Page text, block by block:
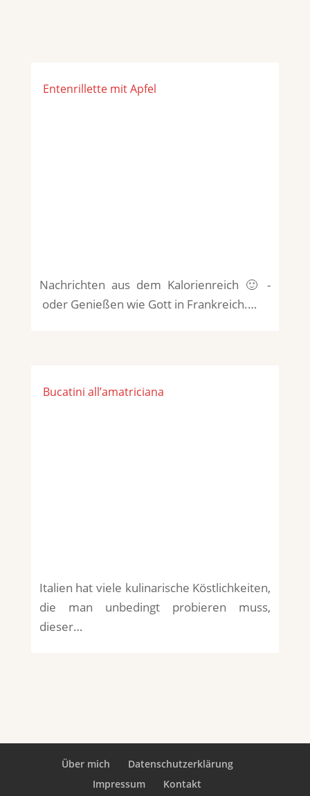
Entenrillette mit Apfel
Nachrichten aus dem Kalorienreich 🙂 -
oder Genießen wie Gott in Frankreich.…
Bucatini all’amatriciana
Italien hat viele kulinarische Köstlichkeiten,
die man unbedingt probieren muss,
dieser…
Über mich
Datenschutzerklärung
Impressum
Kontakt